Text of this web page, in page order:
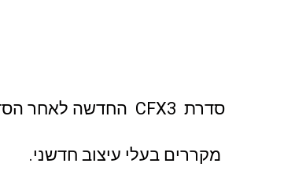
סדרת CFX3 החדשה לאחר הסדרה הקודמת CFX הינה סדרת מקררי הפרמיום של חברת Dometic.
מקררים בעלי עיצוב חדשני.